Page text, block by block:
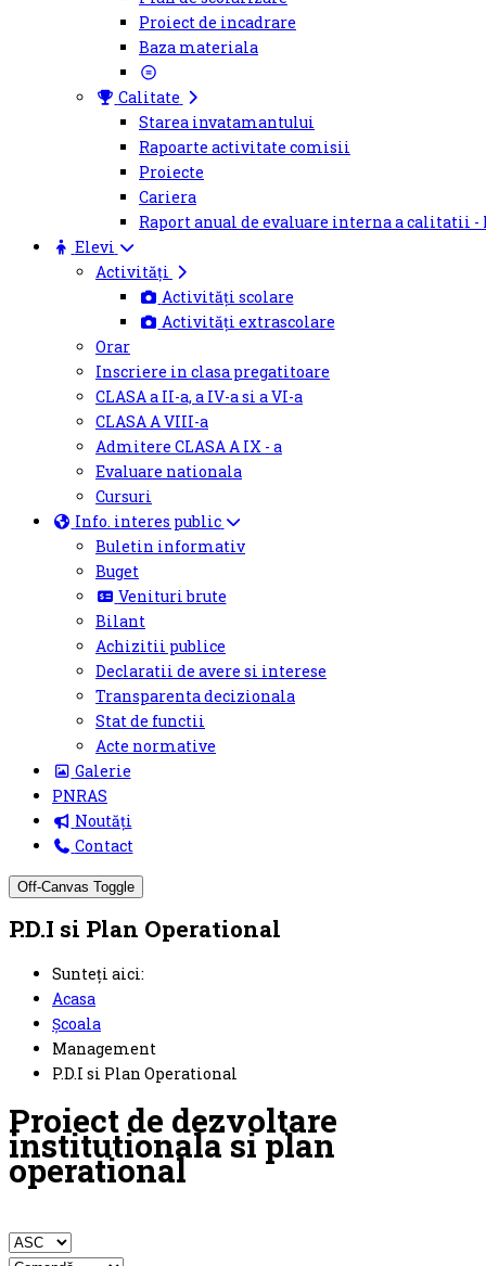
Proiect de incadrare
Baza materiala
Calitate
Starea invatamantului
Rapoarte activitate comisii
Proiecte
Cariera
Raport anual de evaluare interna a calitatii -
Elevi
Activități
Activități scolare
Activități extrascolare
Orar
Inscriere in clasa pregatitoare
CLASA a II-a, a IV-a si a VI-a
CLASA A VIII-a
Admitere CLASA A IX - a
Evaluare nationala
Cursuri
Info. interes public
Buletin informativ
Buget
Venituri brute
Bilant
Achizitii publice
Declaratii de avere si interese
Transparenta decizionala
Stat de functii
Acte normative
Galerie
PNRAS
Noutăți
Contact
Off-Canvas Toggle
P.D.I si Plan Operational
Sunteți aici:
Acasa
Școala
Management
P.D.I si Plan Operational
Proiect de dezvoltare
institutionala si plan
operational